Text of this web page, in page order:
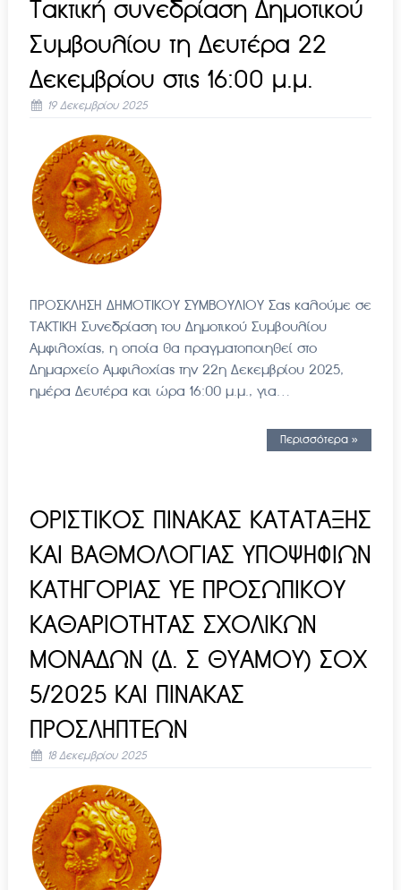
Τακτική συνεδρίαση Δημοτικού
Συμβουλίου τη Δευτέρα 22
Δεκεμβρίου στις 16:00 μ.μ.
19 Δεκεμβρίου 2025
ΠΡΟΣΚΛΗΣΗ ΔΗΜΟΤΙΚΟΥ ΣΥΜΒΟΥΛΙΟΥ Σας καλούμε σε
ΤΑΚΤΙΚΗ Συνεδρίαση του Δημοτικού Συμβουλίου
Αμφιλοχίας, η οποία θα πραγματοποιηθεί στο
Δημαρχείο Αμφιλοχίας την 22η Δεκεμβρίου 2025,
ημέρα Δευτέρα και ώρα 16:00 μ.μ., για…
Περισσότερα »
ΟΡΙΣΤΙΚΟΣ ΠΙΝΑΚΑΣ ΚΑΤΑΤΑΞΗΣ
ΚΑΙ ΒΑΘΜΟΛΟΓΙΑΣ ΥΠΟΨΗΦΙΩΝ
ΚΑΤΗΓΟΡΙΑΣ ΥΕ ΠΡΟΣΩΠΙΚΟΥ
ΚΑΘΑΡΙΟΤΗΤΑΣ ΣΧΟΛΙΚΩΝ
ΜΟΝΑΔΩΝ (Δ. Σ ΘΥΑΜΟΥ) ΣΟΧ
5/2025 ΚΑΙ ΠΙΝΑΚΑΣ
ΠΡΟΣΛΗΠΤΕΩΝ
18 Δεκεμβρίου 2025